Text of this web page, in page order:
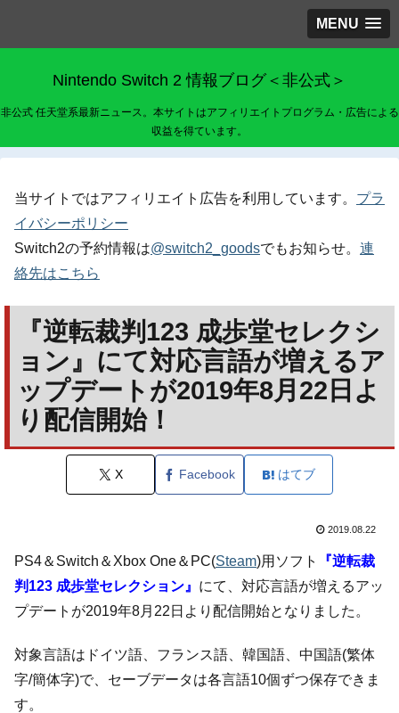
MENU
Nintendo Switch 2 情報ブログ＜非公式＞
非公式 任天堂系最新ニュース。本サイトはアフィリエイトプログラム・広告による
収益を得ています。
当サイトではアフィリエイト広告を利用しています。 プラ
イバシーポリシー
Switch2の予約情報は@switch2_goodsでもお知らせ。 連
絡先はこちら
『逆転裁判123 成歩堂セレクシ
ョン』にて対応言語が増えるア
ップデートが2019年8月22日よ
り配信開始！
X Facebook はてブ
2019.08.22
PS4＆Switch＆Xbox One＆PC(Steam)用ソフト
『逆転裁
判123 成歩堂セレクション』 にて、対応言語が増えるアッ
プデートが2019年8月22日より配信開始となりました。
対象言語はドイツ語、フランス語、韓国語、中国語(繁体
字/簡体字)で、セーブデータは各言語10個ずつ保存できま
す。